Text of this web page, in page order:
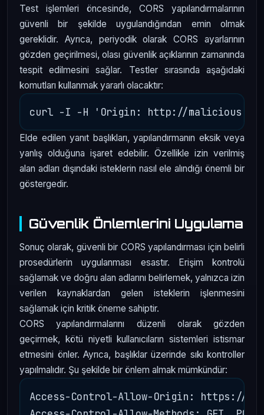
Test işlemleri öncesinde, CORS yapılandırmalarının
güvenli bir şekilde uygulandığından emin olmak
gereklidir. Ayrıca, periyodik olarak CORS ayarlarının
gözden geçirilmesi, olası güvenlik açıklarının zamanında
tespit edilmesini sağlar. Testler sırasında aşağıdaki
komutları kullanmak yararlı olacaktır:
Elde edilen yanıt başlıkları, yapılandırmanın eksik veya
yanlış olduğuna işaret edebilir. Özellikle izin verilmiş
alan adları dışındaki isteklerin nasıl ele alındığı önemli bir
göstergedir.
Güvenlik Önlemlerini Uygulama
Sonuç olarak, güvenli bir CORS yapılandırması için belirli
prosedürlerin uygulanması esastır. Erişim kontrolü
sağlamak ve doğru alan adlarını belirlemek, yalnızca izin
verilen kaynaklardan gelen isteklerin işlenmesini
sağlamak için kritik öneme sahiptir.
CORS yapılandırmalarını düzenli olarak gözden
geçirmek, kötü niyetli kullanıcıların sistemleri istismar
etmesini önler. Ayrıca, başlıklar üzerinde sıkı kontroller
yapılmalıdır. Şu şekilde bir önlem almak mümkündür:
Access-Control-Allow-Origin: https://